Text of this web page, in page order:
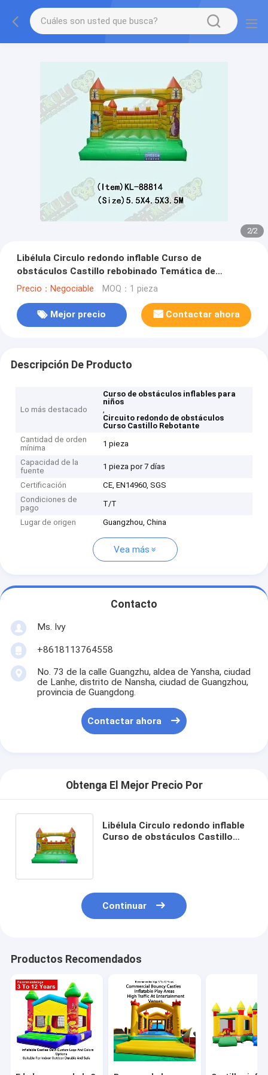
2/2
Libélula Circulo redondo inflable Curso de
obstáculos Castillo rebobinado Temática de
insectos
Precio：Negociable MOQ：1 pieza
Mejor precio Contactar ahora
Descripción De Producto
Lo más destacado
Curso de obstáculos inflables para
niños
,
Circuito redondo de obstáculos
Curso Castillo Rebotante
Cantidad de orden
mínima
1 pieza
Capacidad de la
fuente
1 pieza por 7 días
Certificación
CE, EN14960, SGS
Condiciones de
pago
T/T
Lugar de origen Guangzhou, China
Vea más
Contacto
Ms. Ivy
+8618113764558
No. 73 de la calle Guangzhu, aldea de Yansha, ciudad
de Lanhe, distrito de Nansha, ciudad de Guangzhou,
provincia de Guangdong.
Contactar ahora
Obtenga El Mejor Precio Por
Libélula Circulo redondo inflable
Curso de obstáculos Castillo
Continuar
Productos Recomendados